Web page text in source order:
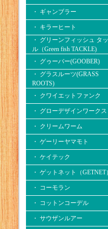
・ ギャンブラー
・ キラーヒート
・ グリーンフィッシュ タ
ル（Green fish TACKLE)
・ グゥーバー(GOOBER)
・ グラスルーツ(GRASS
ROOTS)
・ クワイエットファンク
・ グローデザインワークス
・ クリームワーム
・ ゲーリーヤマモト
・ ケイテック
・ ゲットネット（GETNET
・ コーモラン
・ コットンコーデル
・ サウザンルアー